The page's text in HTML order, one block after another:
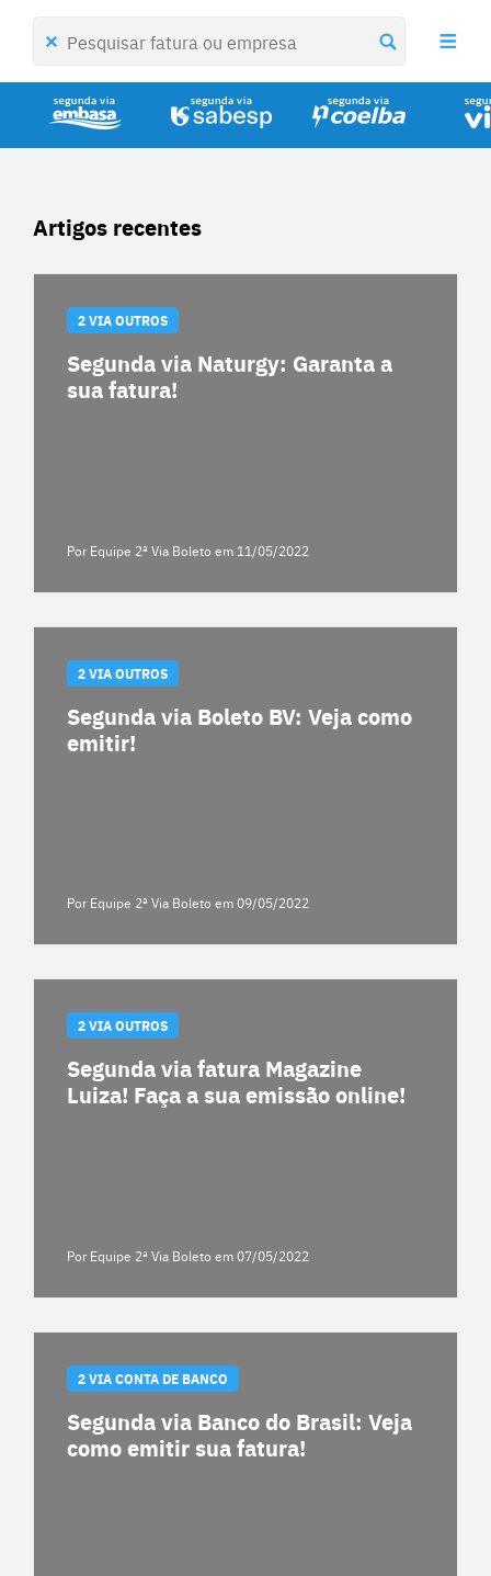
Artigos recentes
2 VIA OUTROS
Segunda via Naturgy: Garanta a
sua fatura!
Por Equipe 2ª Via Boleto em 11/05/2022
2 VIA OUTROS
Segunda via Boleto BV: Veja como
emitir!
Por Equipe 2ª Via Boleto em 09/05/2022
2 VIA OUTROS
Segunda via fatura Magazine
Luiza! Faça a sua emissão online!
Por Equipe 2ª Via Boleto em 07/05/2022
2 VIA CONTA DE BANCO
Segunda via Banco do Brasil: Veja
como emitir sua fatura!